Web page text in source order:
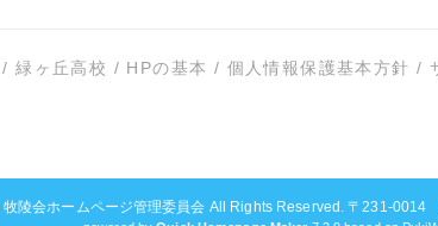
/緑ヶ丘高校 / HPの基本 / 個人情報保護基本方針 /
牧陵会ホームページ管理委員会 All Rights Reserved. 〒231-0014